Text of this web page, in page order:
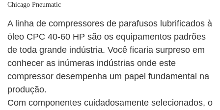
Chicago Pneumatic
A linha de compressores de parafusos lubrificados à
óleo CPC 40-60 HP são os equipamentos padrões
de toda grande indústria. Você ficaria surpreso em
conhecer as inúmeras indústrias onde este
compressor desempenha um papel fundamental na
produção.
Com componentes cuidadosamente selecionados, o